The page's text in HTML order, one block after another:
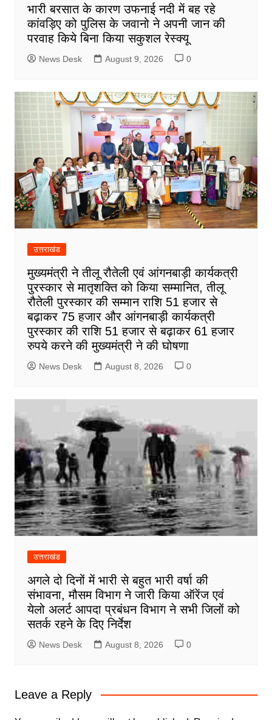
भारी बरसात के कारण उफनाई नदी में बह रहे
कांवड़िए को पुलिस के जवानो ने अपनी जान की
परवाह किये बिना किया सकुशल रेस्क्यू
News Desk August 9, 2026 0
उत्तराखंड
मुख्यमंत्री ने तीलू रौतेली एवं आंगनबाड़ी कार्यकत्री
पुरस्कार से मातृशक्ति को किया सम्मानित, तीलू
रौतेली पुरस्कार की सम्मान राशि 51 हजार से
बढ़ाकर 75 हजार और आंगनबाड़ी कार्यकत्री
पुरस्कार की राशि 51 हजार से बढ़ाकर 61 हजार
रुपये करने की मुख्यमंत्री ने की घोषणा
News Desk August 8, 2026 0
उत्तराखंड
अगले दो दिनों में भारी से बहुत भारी वर्षा की
संभावना, मौसम विभाग ने जारी किया ऑरेंज एवं
येलो अलर्ट आपदा प्रबंधन विभाग ने सभी जिलों को
सतर्क रहने के दिए निर्देश
News Desk August 8, 2026 0
Leave a Reply